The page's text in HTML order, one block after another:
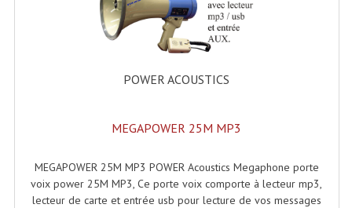
POWER ACOUSTICS
MEGAPOWER 25M MP3
MEGAPOWER 25M MP3 POWER Acoustics Megaphone porte
voix power 25M MP3, Ce porte voix comporte à lecteur mp3,
lecteur de carte et entrée usb pour lecture de vos messages